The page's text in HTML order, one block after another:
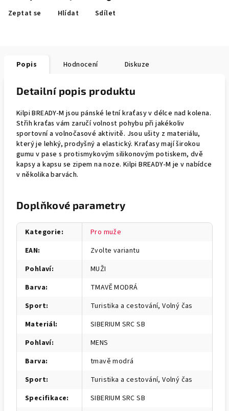
Zeptat se Hlídat Sdílet
Popis Hodnocení Diskuze
Detailní popis produktu
Kilpi BREADY-M jsou pánské letní kraťasy v délce nad kolena.
Střih kraťas vám zaručí volnost pohybu při jakékoliv
sportovní a volnočasové aktivitě. Jsou ušity z materiálu,
který je lehký, prodyšný a elastický. Kraťasy mají širokou
gumu v pase s protismykovým silikonovým potiskem, dvě
kapsy a kapsu se zipem na noze. Kilpi BREADY-M je v nabídce
v několika barvách.
Doplňkové parametry
Kategorie:
Pro muže
EAN:
Zvolte variantu
Pohlaví:
MUŽI
Barva:
TMAVĚ MODRÁ
Sport:
Turistika a cestování, Volný čas
Materiál:
SIBERIUM SRC SB
Pohlaví:
MENS
Barva:
tmavě modrá
Sport:
Turistika a cestování, Volný čas
Specifikace:
SIBERIUM SRC SB